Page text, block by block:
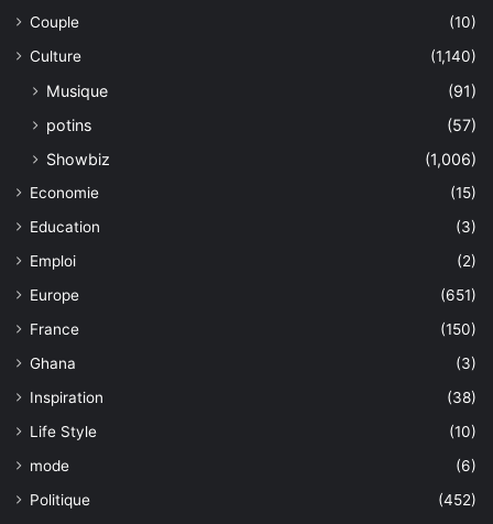
Couple
(10)
Culture
(1,140)
Musique
(91)
potins
(57)
Showbiz
(1,006)
Economie
(15)
Education
(3)
Emploi
(2)
Europe
(651)
France
(150)
Ghana
(3)
Inspiration
(38)
Life Style
(10)
mode
(6)
Politique
(452)